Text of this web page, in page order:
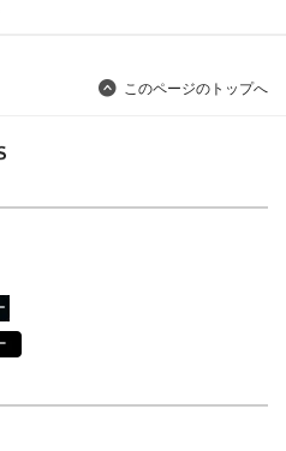
このページのトップへ